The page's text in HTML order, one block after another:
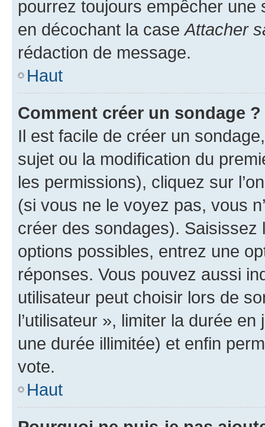
pourrez toujours empêcher une
en décochant la case Attacher
rédaction de message.
Haut
Comment créer un sondage ?
Il est facile de créer un
sujet ou la modification du
les permissions), cliquez sur
(si vous ne le voyez pas, vous
créer des sondages).
options possibles, entrez une
réponses. Vous pouvez aussi
utilisateur peut choisir lors de
l’utilisateur », limiter la durée
une durée illimitée) et enfin
vote.
Haut